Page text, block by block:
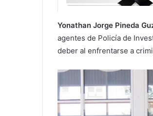
Yonathan Jorge Pineda
agentes de Policía de
deber al enfrentarse a